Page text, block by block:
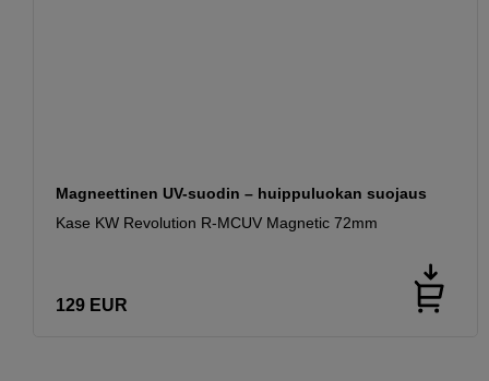
Magneettinen UV-suodin – huippuluokan suojaus
Kase KW Revolution R-MCUV Magnetic 72mm
129 EUR